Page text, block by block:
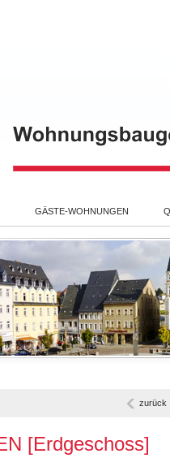
GÄSTE-WOHNUNGEN
zurück
[Erdgeschoss]